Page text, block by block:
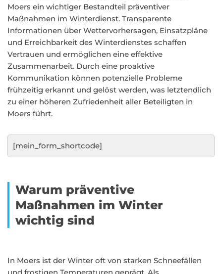
Moers ein wichtiger Bestandteil präventiver
Maßnahmen im Winterdienst. Transparente
Informationen über Wettervorhersagen, Einsatzpläne
und Erreichbarkeit des Winterdienstes schaffen
Vertrauen und ermöglichen eine effektive
Zusammenarbeit. Durch eine proaktive
Kommunikation können potenzielle Probleme
frühzeitig erkannt und gelöst werden, was letztendlich
zu einer höheren Zufriedenheit aller Beteiligten in
Moers führt.
[mein_form_shortcode]
Warum präventive
Maßnahmen im Winter
wichtig sind
In Moers ist der Winter oft von starken Schneefällen